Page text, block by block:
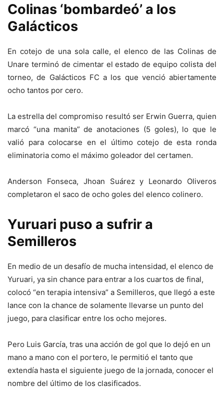
Colinas ‘bombardeó’ a los
Galácticos
En cotejo de una sola calle, el elenco de las Colinas de
Unare terminó de cimentar el estado de equipo colista del
torneo, de Galácticos FC a los que venció abiertamente
ocho tantos por cero.
La estrella del compromiso resultó ser Erwin Guerra, quien
marcó “una manita” de anotaciones (5 goles), lo que le
valió para colocarse en el último cotejo de esta ronda
eliminatoria como el máximo goleador del certamen.
Anderson Fonseca, Jhoan Suárez y Leonardo Oliveros
completaron el saco de ocho goles del elenco colinero.
Yuruari puso a sufrir a
Semilleros
En medio de un desafío de mucha intensidad, el elenco de
Yuruari, ya sin chance para entrar a los cuartos de final,
colocó “en terapia intensiva” a Semilleros, que llegó a este
lance con la chance de solamente llevarse un punto del
juego, para clasificar entre los ocho mejores.
Pero Luis García, tras una acción de gol que lo dejó en un
mano a mano con el portero, le permitió el tanto que
extendía hasta el siguiente juego de la jornada, conocer el
nombre del último de los clasificados.